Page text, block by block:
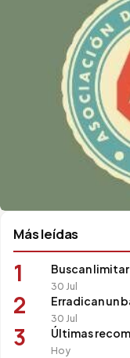
Más leídas
1 Buscan
30 Jul
2 Erradican un
30 Jul
3 Últimas
Hoy